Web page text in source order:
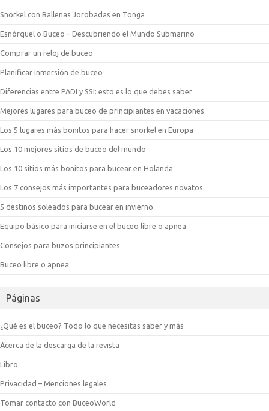
Snorkel con Ballenas Jorobadas en Tonga
Esnórquel o Buceo – Descubriendo el Mundo Submarino
Comprar un reloj de buceo
Planificar inmersión de buceo
Diferencias entre PADI y SSI: esto es lo que debes saber
Mejores lugares para buceo de principiantes en vacaciones
Los 5 lugares más bonitos para hacer snorkel en Europa
Los 10 mejores sitios de buceo del mundo
Los 10 sitios más bonitos para bucear en Holanda
Los 7 consejos más importantes para buceadores novatos
5 destinos soleados para bucear en invierno
Equipo básico para iniciarse en el buceo libre o apnea
Consejos para buzos principiantes
Buceo libre o apnea
Páginas
¿Qué es el buceo? Todo lo que necesitas saber y más
Acerca de la descarga de la revista
Libro
Privacidad – Menciones legales
Tomar contacto con BuceoWorld